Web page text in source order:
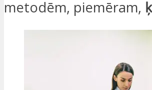
metodēm, piemēram,